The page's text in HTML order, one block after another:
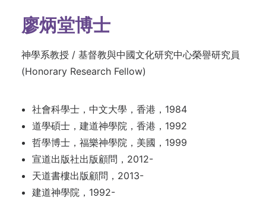
廖炳堂博士
神學系教授 / 基督教與中國文化研究中心榮譽研究員
(Honorary Research Fellow)
社會科學士，中文大學，香港，1984
道學碩士，建道神學院，香港，1992
哲學博士，福樂神學院，美國，1999
宣道出版社出版顧問，2012-
天道書樓出版顧問，2013-
建道神學院，1992-